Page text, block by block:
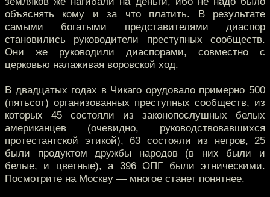
объяснять кому и за что платить. В результате
самыми богатыми представителями диаспор
становились руководители преступных сообществ.
Они же руководили диаспорами, совместно с
церковью налаживая воровской ход.
В двадцатых годах в Чикаго орудовало примерно 500
(пятьсот) организованных преступных сообществ, из
которых 45 состояли из законопослушных белых
американцев (очевидно, руководствовавшихся
протестантской этикой), 63 состояли из негров, 25
были продуктом дружбы народов (в них были и
белые, и цветные), а 396 ОПГ были этническими.
Посмотрите на Москву — многое станет понятнее.